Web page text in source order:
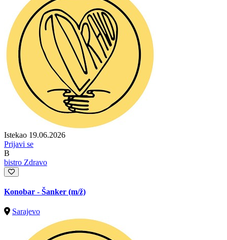
Istekao 19.06.2026
Prijavi se
B
bistro Zdravo
Konobar - Šanker (m/ž)
Sarajevo